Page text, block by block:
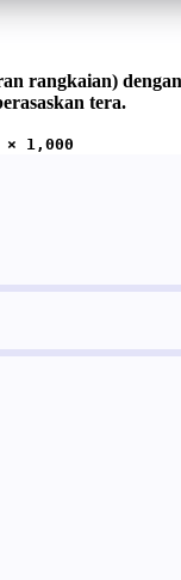
rangkaian)
tera.
× 1,000